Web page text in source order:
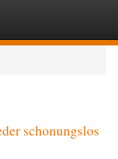
schonungslos